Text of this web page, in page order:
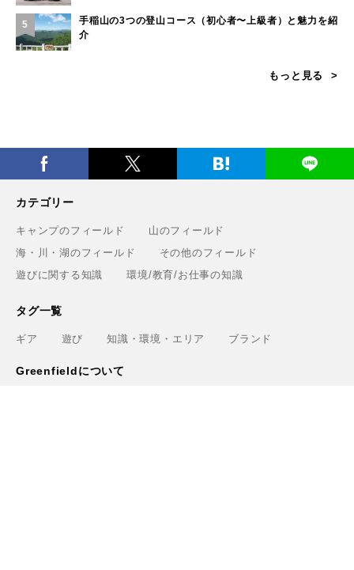
5
手稲山の3つの登山コース（初心者〜上級者）と魅力を紹
介
もっと見る
カテゴリー
キャンプのフィールド
山のフィールド
海・川・湖のフィールド
その他のフィールド
遊びに関する知識
環境/教育/お仕事の知識
タグ一覧
ギア 遊び 知識・環境・エリア ブランド
Greenfieldについて